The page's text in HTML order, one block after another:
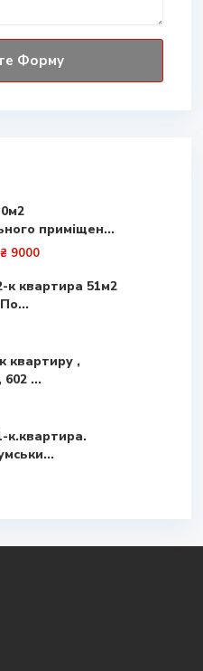
приміщен...
₴ 9000
квартира 51м2
квартиру ,
602 ...
к.квартира.